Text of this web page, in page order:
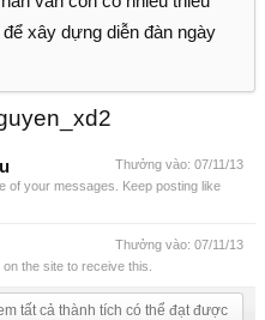
xây dựng diễn đàn ngày
Thưởng vào: 07/11/13
of your messages. Keep posting like
Thưởng vào: 07/11/13
the site to receive this.
tất cả thành tích có thể đạt được